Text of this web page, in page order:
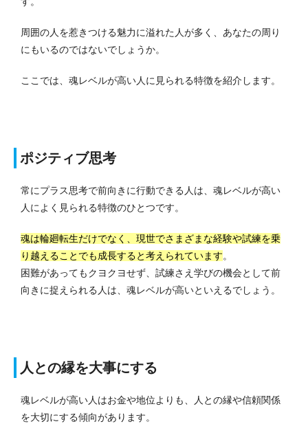
周囲の人を惹きつける魅力に溢れた人が多く、あなたの周り
にもいるのではないでしょうか。
ここでは、魂レベルが高い人に見られる特徴を紹介します。
ポジティブ思考
常にプラス思考で前向きに行動できる人は、魂レベルが高い
人によく見られる特徴のひとつです。
魂は輪廻転生だけでなく、現世でさまざまな経験や試練を乗
り越えることでも成長すると考えられています。
困難があってもクヨクヨせず、試練さえ学びの機会として前
向きに捉えられる人は、魂レベルが高いといえるでしょう。
人との縁を大事にする
魂レベルが高い人はお金や地位よりも、人との縁や信頼関係
を大切にする傾向があります。